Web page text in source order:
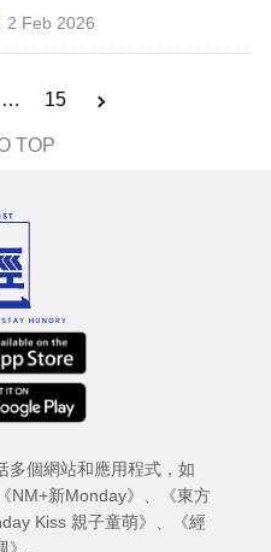
2 Feb 2026
… 15
TOP
多個網站和應用程式，如
《NM+新Monday》 、
《東方
Kiss 親子童萌》 、
《經